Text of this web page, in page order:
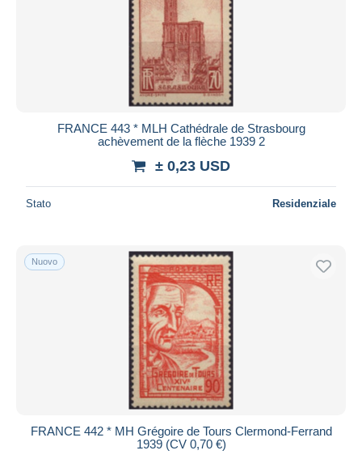
FRANCE 443 * MLH Cathédrale de Strasbourg
achèvement de la flèche 1939 2
± 0,23 USD
Stato Residenziale
Nuovo
FRANCE 442 * MH Grégoire de Tours Clermond-Ferrand
1939 (CV 0,70 €)